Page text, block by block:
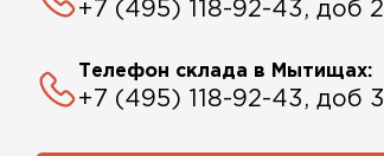
+7 (495) 118-92-43, доб 2
Телефон склада в Мытищах:
+7 (495) 118-92-43, доб 3